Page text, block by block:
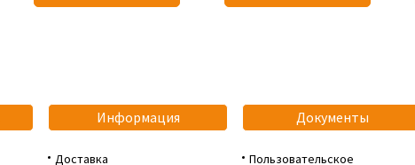
Информация
Доставка
Документы
Пользовательское